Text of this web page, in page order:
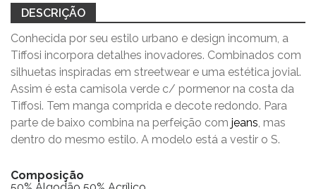
DESCRIÇÃO
Conhecida por seu estilo urbano e design incomum, a
Tiffosi incorpora detalhes inovadores. Combinados com
silhuetas inspiradas em streetwear e uma estética jovial.
Assim é esta camisola verde c/ pormenor na costa da
Tiffosi. Tem manga comprida e decote redondo. Para
parte de baixo combina na perfeição com jeans, mas
dentro do mesmo estilo. A modelo está a vestir o S.
Composição